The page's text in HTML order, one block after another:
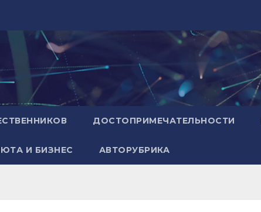
ДОСТОПРИМЕЧАТЕЛЬНОСТИ
И БИЗНЕС АВТОРУБРИКА